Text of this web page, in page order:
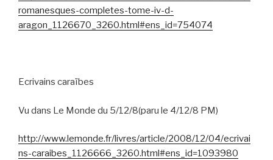
romanesques-completes-tome-iv-d-
aragon_1126670_3260.html#ens_id=754074
Ecrivains caraïbes
Vu dans Le Monde du 5/12/8(paru le 4/12/8 PM)
http://www.lemonde.fr/livres/article/2008/12/04/ecrivai
ns-caraibes_1126666_3260.html#ens_id=1093980